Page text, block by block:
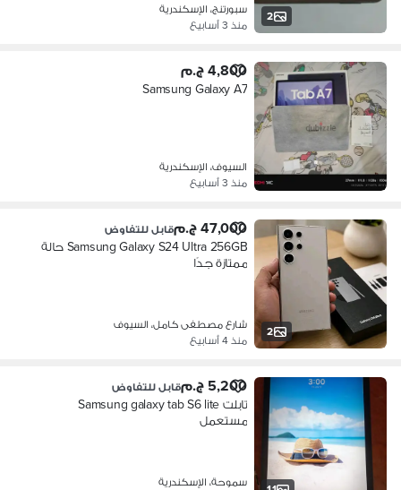
2
سبورتنج، الإسكندرية
منذ 3 أسابيع
4,800 ج.م
Samsung Galaxy A7
السيوف، الإسكندرية
منذ 3 أسابيع
2
47,000 ج.م قابل للتفاوض
Samsung Galaxy S24 Ultra 256GB حالة
ممتازة جدًا
شارع مصطفى كامل، السيوف
منذ 4 أسابيع
5,200 ج.م قابل للتفاوض
تابلت Samsung galaxy tab S6 lite
مستعمل
سموحة، الإسكندرية